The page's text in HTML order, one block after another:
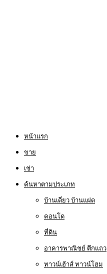
หน้าแรก
ขาย
เช่า
ค้นหาตามประเภท
บ้านเดี่ยว บ้านแฝด
คอนโด
ที่ดิน
อาคารพาณิชย์ ตึกแถว
ทาวน์เฮ้าส์ ทาวน์โฮม